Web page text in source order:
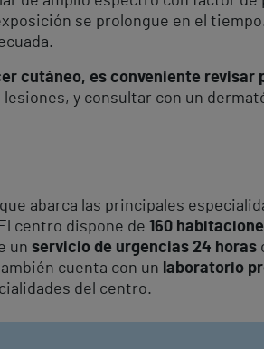
se prolongue en el
cutáneo, es conveniente revisar
y consultar con un
abarca las principales
centro dispone de 160
un servicio de urgencias 24 horas
cuenta con un laboratorio
del centro.